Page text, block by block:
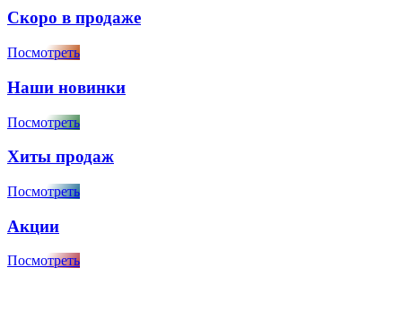
Скоро в продаже
Посмотреть
Наши новинки
Посмотреть
Хиты продаж
Посмотреть
Акции
Посмотреть